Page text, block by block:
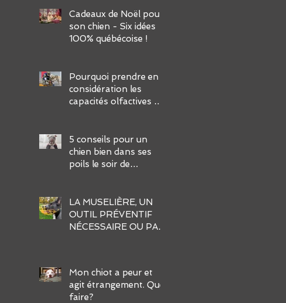
Cadeaux de Noël pour
son chien - Six idées
100% québécoise !
Pourquoi prendre en
considération les
capacités olfactives de
5 conseils pour un
chien bien dans ses
poils le soir de
LA MUSELIÈRE, UN
OUTIL PRÉVENTIF
NÉCESSAIRE OU PAS
Mon chiot a peur et
agit étrangement. Que
faire?